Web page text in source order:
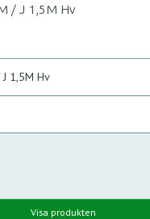
/ J 1,5M Hv
1,5M Hv
Visa produkten